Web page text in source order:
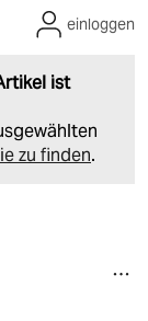
ist
zu finden.
einloggen